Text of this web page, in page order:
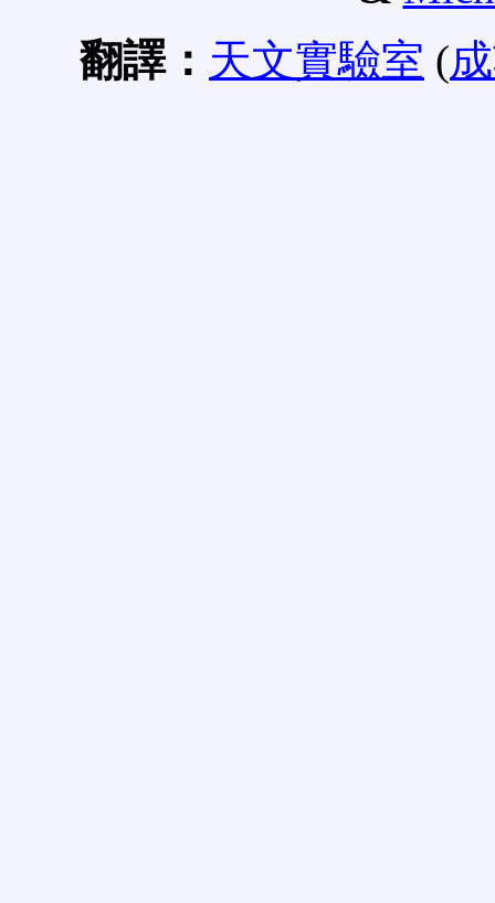
翻譯： 天文實驗室 (